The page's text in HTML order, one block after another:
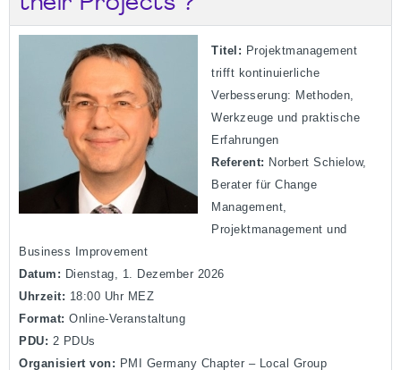
Titel: Projektmanagement
trifft kontinuierliche
Verbesserung: Methoden,
Werkzeuge und praktische
Erfahrungen
Referent: Norbert Schielow,
Berater für Change
Management,
Projektmanagement und
Business Improvement
Datum: Dienstag, 1. Dezember 2026
Uhrzeit: 18:00 Uhr MEZ
Format: Online-Veranstaltung
PDU: 2 PDUs
Organisiert von: PMI Germany Chapter – Local Group